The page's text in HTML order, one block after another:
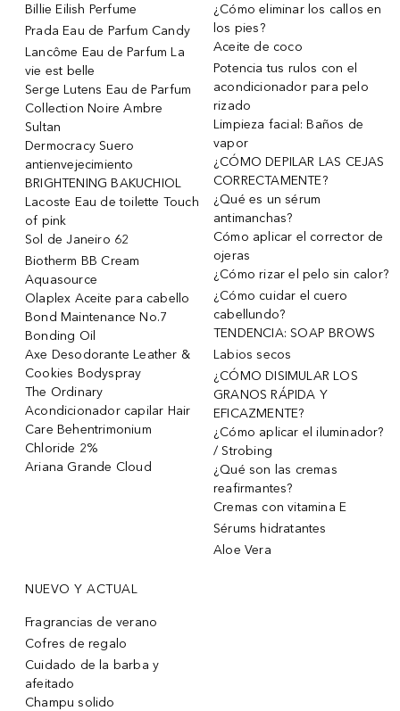
Billie Eilish Perfume
Prada Eau de Parfum Candy
Lancôme Eau de Parfum La
vie est belle
Serge Lutens Eau de Parfum
Collection Noire Ambre
Sultan
Dermocracy Suero
antienvejecimiento
BRIGHTENING BAKUCHIOL
Lacoste Eau de toilette Touch
of pink
Sol de Janeiro 62
Biotherm BB Cream
Aquasource
Olaplex Aceite para cabello
Bond Maintenance No.7
Bonding Oil
Axe Desodorante Leather &
Cookies Bodyspray
The Ordinary
Acondicionador capilar Hair
Care Behentrimonium
Chloride 2%
Ariana Grande Cloud
¿Cómo eliminar los callos en
los pies?
Aceite de coco
Potencia tus rulos con el
acondicionador para pelo
rizado
Limpieza facial: Baños de
vapor
¿CÓMO DEPILAR LAS CEJAS
CORRECTAMENTE?
¿Qué es un sérum
antimanchas?
Cómo aplicar el corrector de
ojeras
¿Cómo rizar el pelo sin calor?
¿Cómo cuidar el cuero
cabellundo?
TENDENCIA: SOAP BROWS
Labios secos
¿CÓMO DISIMULAR LOS
GRANOS RÁPIDA Y
EFICAZMENTE?
¿Cómo aplicar el iluminador?
/ Strobing
¿Qué son las cremas
reafirmantes?
Cremas con vitamina E
Sérums hidratantes
Aloe Vera
NUEVO Y ACTUAL
Fragrancias de verano
Cofres de regalo
Cuidado de la barba y
afeitado
Champu solido